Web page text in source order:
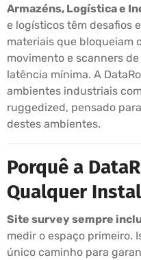
Armazéns, Logística e
e logísticos têm desafios
materiais que bloqueiam
movimento e scanners
latência mínima. A
ambientes industriais
ruggedized, pensado
destes ambientes.
Porquê a
Qualquer
Site survey sempre
medir o espaço primeiro.
único caminho para